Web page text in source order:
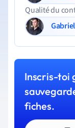
Qualité du
Inscris-toi
fiches.